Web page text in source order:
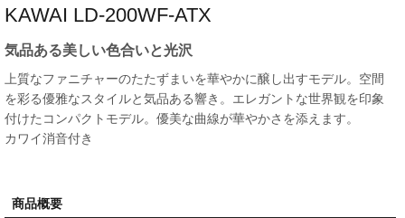
KAWAI LD-200WF-ATX
気品ある美しい色合いと光沢
上質なファニチャーのたたずまいを華やかに醸し出すモデル。空間
を彩る優雅なスタイルと気品ある響き。エレガントな世界観を印象
付けたコンパクトモデル。優美な曲線が華やかさを添えます。
カワイ消音付き
商品概要